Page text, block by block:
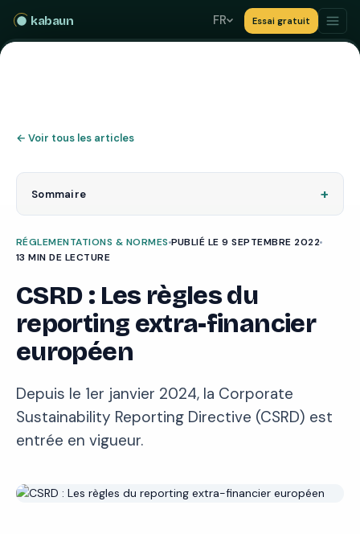
kabaun FR Essai gratuit
← Voir tous les articles
RÉGLEMENTATIONS & NORMES PUBLIÉ LE 9 SEPTEMBRE 2022
13 MIN DE LECTURE
CSRD : Les règles du
reporting extra-financier
européen
Depuis le 1er janvier 2024, la Corporate
Sustainability Reporting Directive (CSRD) est
entrée en vigueur.
Sommaire +